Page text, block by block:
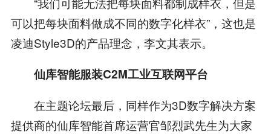
可以把每块面料做成不同的数字化样衣”，这也是
凌迪Style3D的产品理念，李文其表示。
仙库智能服装C2M工业互联网平台
在主题论坛最后，同样作为3D数字解决方案
提供商的仙库智能首席运营官邹烈武先生为大家